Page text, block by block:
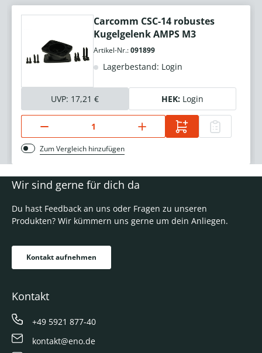
Carcomm CSC-14 robustes
Kugelgelenk AMPS M3
Artikel-Nr.:091899
Lagerbestand: Login
UVP: 17,21 € HEK: Login
Zum Vergleich hinzufügen
Wir sind gerne für dich da
Du hast Feedback an uns oder Fragen zu unseren
Produkten? Wir kümmern uns gerne um dein Anliegen.
Kontakt aufnehmen
Kontakt
+49 5921 877-40
kontakt@eno.de